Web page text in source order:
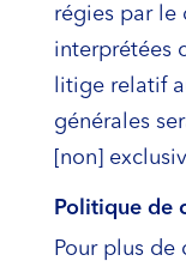
régies par le
interprétées
litige relatif
générales
[non]
Politique de
Pour plus